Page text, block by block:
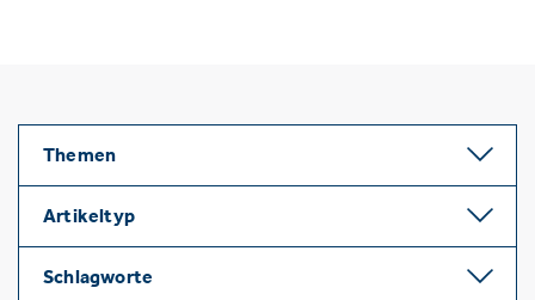
Themen
Artikeltyp
Schlagworte